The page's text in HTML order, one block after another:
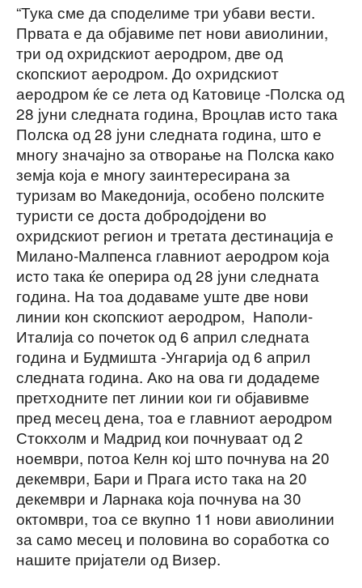
“Тука сме да споделиме три убави вести.
Првата е да објавиме пет нови авиолинии,
три од охридскиот аеродром, две од
скопскиот аеродром. До охридскиот
аеродром ќе се лета од Катовице -Полска од
28 јуни следната година, Вроцлав исто така
Полска од 28 јуни следната година, што е
многу значајно за отворање на Полска како
земја која е многу заинтересирана за
туризам во Македонија, особено полските
туристи се доста добродојдени во
охридскиот регион и третата дестинација е
Милано-Малпенса главниот аеродром која
исто така ќе оперира од 28 јуни следната
година. На тоа додаваме уште две нови
линии кон скопскиот аеродром, Наполи-
Италија со почеток од 6 април следната
година и Будмишта -Унгарија од 6 април
следната година. Ако на ова ги додадеме
претходните пет линии кои ги објавивме
пред месец дена, тоа е главниот аеродром
Стокхолм и Мадрид кои почнуваат од 2
ноември, потоа Келн кој што почнува на 20
декември, Бари и Прага исто така на 20
декември и Ларнака која почнува на 30
октомври, тоа се вкупно 11 нови авиолинии
за само месец и половина во соработка со
нашите пријатели од Визер.